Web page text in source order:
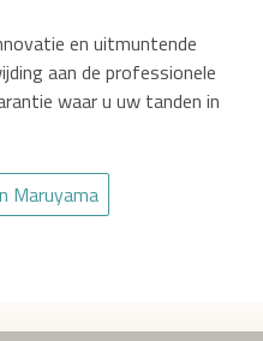
en uitmuntende
aan de professionele
waar u uw tanden in
Maruyama